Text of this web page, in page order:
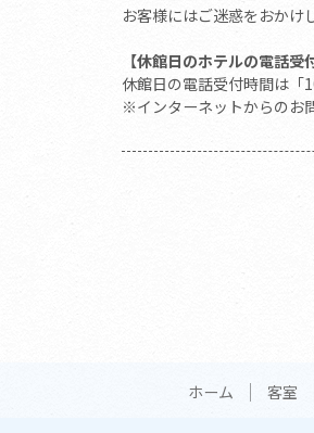
お客様にはご迷惑をおかけ
【休館日のホテルの電話受
休館日の電話受付時間は「
※インターネットからのお
ホーム 客室